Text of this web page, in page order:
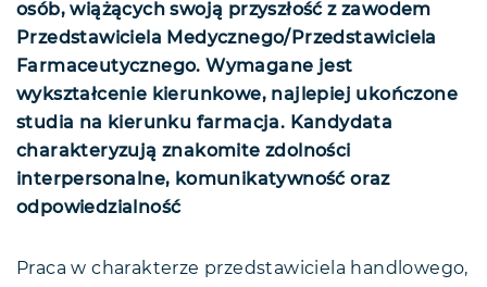
osób, wiążących swoją przyszłość z zawodem
Przedstawiciela Medycznego/Przedstawiciela
Farmaceutycznego. Wymagane jest
wykształcenie kierunkowe, najlepiej ukończone
studia na kierunku farmacja. Kandydata
charakteryzują znakomite zdolności
interpersonalne, komunikatywność oraz
odpowiedzialność
Praca w charakterze przedstawiciela handlowego,